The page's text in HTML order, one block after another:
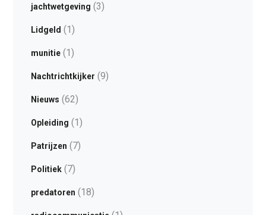
jachtwetgeving (3)
Lidgeld (1)
munitie(1)
Nachtrichtkijker (9)
Nieuws (62)
Opleiding (1)
Patrijzen (7)
Politiek(7)
predatoren (18)